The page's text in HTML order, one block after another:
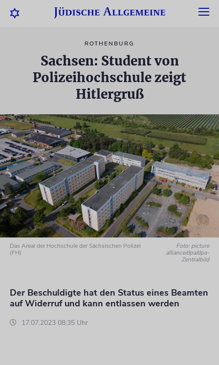
ROTHENBURG
Sachsen: Student von
Polizeihochschule zeigt
Hitlergruß
Das Areal der Hochschule der Sächsischen Polizei
(FH)
Foto: picture
alliance/dpa/dpa-
Zentralbild
Der Beschuldigte hat den Status eines Beamten
auf Widerruf und kann entlassen werden
17.07.2023 08:35 Uhr